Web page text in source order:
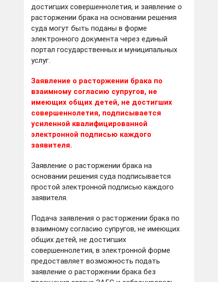
достигших совершеннолетия, и заявление о
расторжении брака на основании решения
суда могут быть поданы в форме
электронного документа через единый
портал государственных и муниципальных
услуг.
Заявление о расторжении брака по
взаимному согласию супругов, не
имеющих общих детей, не достигших
совершеннолетия, подписывается
усиленной квалифицированной
электронной подписью каждого
заявителя.
Заявление о расторжении брака на
основании решения суда подписывается
простой электронной подписью каждого
заявителя.
Подача заявления о расторжении брака по
взаимному согласию супругов, не имеющих
общих детей, не достигших
совершеннолетия, в электронной форме
предоставляет возможность подать
заявление о расторжении брака без